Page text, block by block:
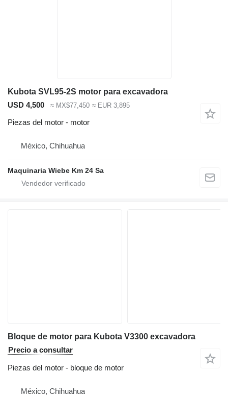
Kubota SVL95-2S motor para excavadora
USD 4,500
≈ MX$77,450 ≈ EUR 3,895
Piezas del motor - motor
México, Chihuahua
Maquinaria Wiebe Km 24 Sa
Bloque de motor para Kubota V3300 excavadora
Precio a consultar
Piezas del motor - bloque de motor
México, Chihuahua